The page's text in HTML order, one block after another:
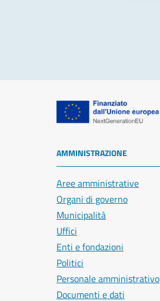
AMMINISTRAZIONE
Aree amministrative
Organi di governo
Municipalità
Uffici
Enti e fondazioni
Politici
Personale amministrativo
Documenti e dati